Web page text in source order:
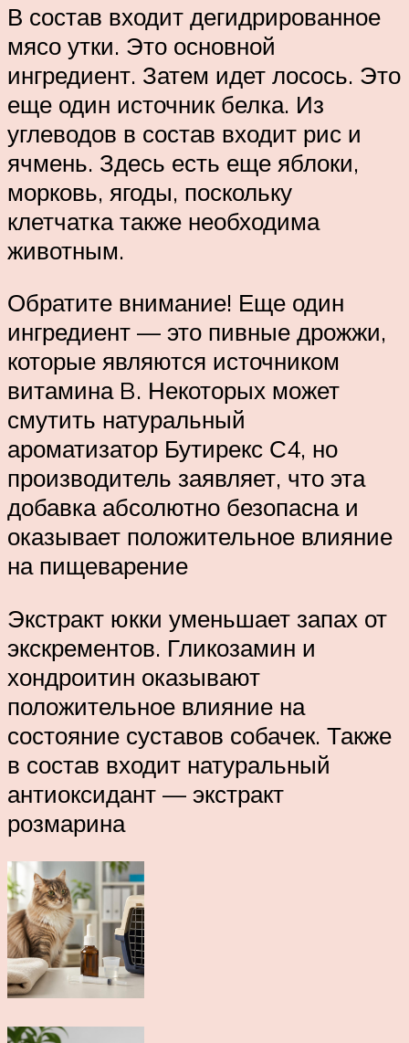
В состав входит дегидрированное
мясо утки. Это основной
ингредиент. Затем идет лосось. Это
еще один источник белка. Из
углеводов в состав входит рис и
ячмень. Здесь есть еще яблоки,
морковь, ягоды, поскольку
клетчатка также необходима
животным.
Обратите внимание! Еще один
ингредиент — это пивные дрожжи,
которые являются источником
витамина B. Некоторых может
смутить натуральный
ароматизатор Бутирекс С4, но
производитель заявляет, что эта
добавка абсолютно безопасна и
оказывает положительное влияние
на пищеварение
Экстракт юкки уменьшает запах от
экскрементов. Гликозамин и
хондроитин оказывают
положительное влияние на
состояние суставов собачек. Также
в состав входит натуральный
антиоксидант — экстракт
розмарина